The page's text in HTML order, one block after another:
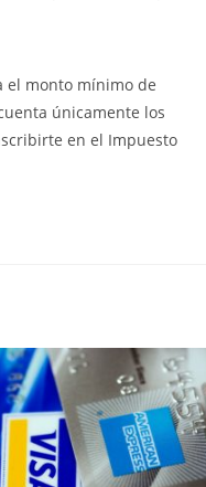
el monto mínimo de
únicamente los
en el Impuesto